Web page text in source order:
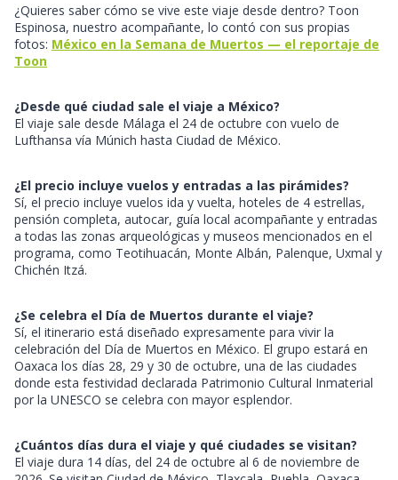
¿Quieres saber cómo se vive este viaje desde dentro? Toon
Espinosa, nuestro acompañante, lo contó con sus propias
fotos: México en la Semana de Muertos — el reportaje de
Toon
¿Desde qué ciudad sale el viaje a México?
El viaje sale desde Málaga el 24 de octubre con vuelo de
Lufthansa vía Múnich hasta Ciudad de México.
¿El precio incluye vuelos y entradas a las pirámides?
Sí, el precio incluye vuelos ida y vuelta, hoteles de 4 estrellas,
pensión completa, autocar, guía local acompañante y entradas
a todas las zonas arqueológicas y museos mencionados en el
programa, como Teotihuacán, Monte Albán, Palenque, Uxmal y
Chichén Itzá.
¿Se celebra el Día de Muertos durante el viaje?
Sí, el itinerario está diseñado expresamente para vivir la
celebración del Día de Muertos en México. El grupo estará en
Oaxaca los días 28, 29 y 30 de octubre, una de las ciudades
donde esta festividad declarada Patrimonio Cultural Inmaterial
por la UNESCO se celebra con mayor esplendor.
¿Cuántos días dura el viaje y qué ciudades se visitan?
El viaje dura 14 días, del 24 de octubre al 6 de noviembre de